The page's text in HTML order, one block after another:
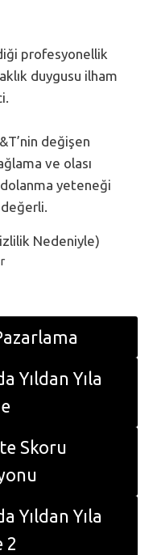
profesyonellik
duygusu ilham
değişen
ve olası
dolanma yeteneği
Nedeniyle)
Yıldan Yıla
Skoru
Yıldan Yıla
2